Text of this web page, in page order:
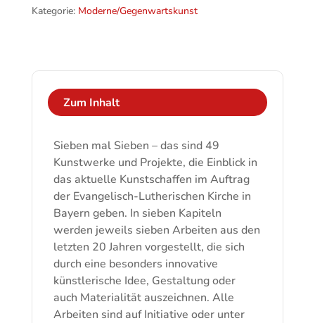
Kategorie: Moderne/Gegenwartskunst
Zum Inhalt
Sieben mal Sieben – das sind 49
Kunstwerke und Projekte, die Einblick in
das aktuelle Kunstschaffen im Auftrag
der Evangelisch-Lutherischen Kirche in
Bayern geben. In sieben Kapiteln
werden jeweils sieben Arbeiten aus den
letzten 20 Jahren vorgestellt, die sich
durch eine besonders innovative
künstlerische Idee, Gestaltung oder
auch Materialität auszeichnen. Alle
Arbeiten sind auf Initiative oder unter